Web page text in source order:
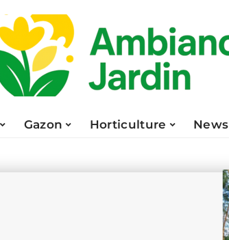
Gazon Horticulture News